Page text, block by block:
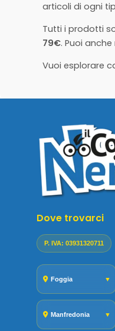
articoli di ogni
Tutti i prodotti
79€. Puoi
Vuoi esplorare
Dove trovarci
P. IVA: 03931320711
Foggia ▼
Manfredonia ▼